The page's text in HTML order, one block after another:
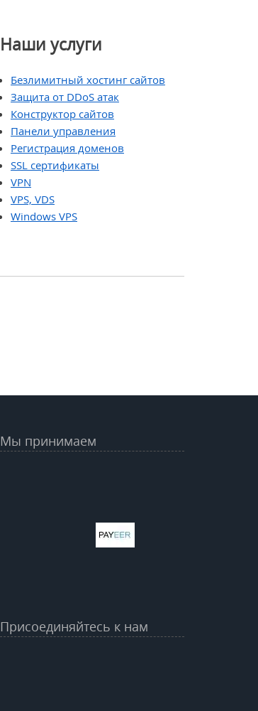
Наши услуги
Безлимитный хостинг сайтов
Защита от DDoS атак
Конструктор сайтов
Панели управления
Регистрация доменов
SSL сертификаты
VPN
VPS, VDS
Windows VPS
Мы принимаем
Присоединяйтесь к нам